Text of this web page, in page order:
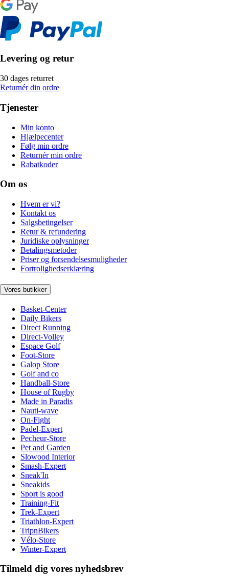
Levering og retur
30 dages returret
Returnér din ordre
Tjenester
Min konto
Hjælpecenter
Følg min ordre
Returnér min ordre
Rabatkoder
Om os
Hvem er vi?
Kontakt os
Salgsbetingelser
Retur & refundering
Juridiske oplysninger
Betalingsmetoder
Priser og forsendelsesmuligheder
Fortrolighedserklæring
Vores butikker
Basket-Center
Daily Bikers
Direct Running
Direct-Volley
Espace Golf
Foot-Store
Galop Store
Golf and co
Handball-Store
House of Rugby
Made in Paradis
Nauti-wave
On-Fight
Padel-Expert
Pecheur-Store
Pet and Garden
Slowood Interior
Smash-Expert
Sneak'In
Sneakids
Sport is good
Training-Fit
Trek-Expert
Triathlon-Expert
TripnBikers
Vélo-Store
Winter-Expert
Tilmeld dig vores nyhedsbrev